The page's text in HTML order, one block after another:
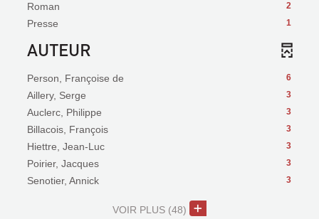
2
Roman
1
Presse
AUTEUR
6
Person, Françoise de
3
Aillery, Serge
3
Auclerc, Philippe
3
Billacois, François
3
Hiettre, Jean-Luc
3
Poirier, Jacques
3
Senotier, Annick
VOIR PLUS (48)